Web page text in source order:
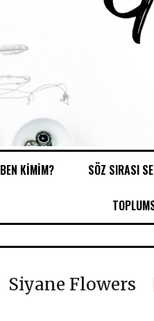
BEN KİMİM? SÖZ SIRASI
Siyane Flowers